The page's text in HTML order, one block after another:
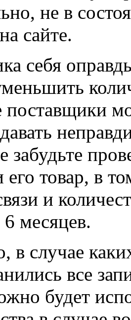
не в
сайте.
себя
поставщики
забудьте
его товар, в
и
месяцев.
в случае
все
будет